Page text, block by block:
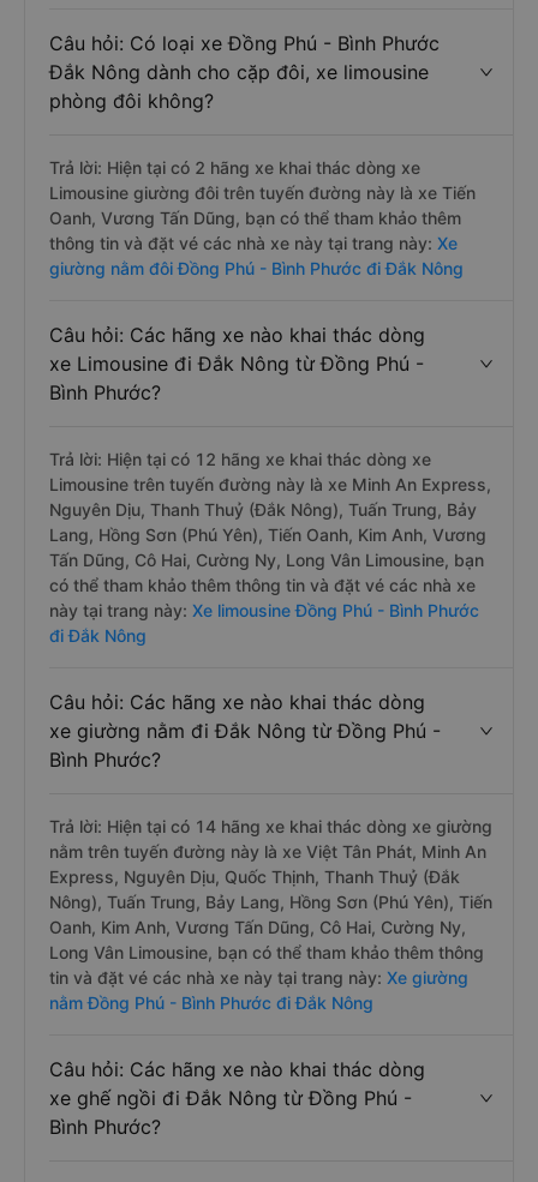
Câu hỏi: Có loại xe Đồng Phú - Bình Phước
Đắk Nông dành cho cặp đôi, xe limousine
phòng đôi không?
Trả lời: Hiện tại có 2 hãng xe khai thác dòng xe
Limousine giường đôi trên tuyến đường này là xe Tiến
Oanh, Vương Tấn Dũng, bạn có thể tham khảo thêm
thông tin và đặt vé các nhà xe này tại trang này: Xe
giường nằm đôi Đồng Phú - Bình Phước đi Đắk Nông
Câu hỏi: Các hãng xe nào khai thác dòng
xe Limousine đi Đắk Nông từ Đồng Phú -
Bình Phước?
Trả lời: Hiện tại có 12 hãng xe khai thác dòng xe
Limousine trên tuyến đường này là xe Minh An Express,
Nguyên Dịu, Thanh Thuỷ (Đắk Nông), Tuấn Trung, Bảy
Lang, Hồng Sơn (Phú Yên), Tiến Oanh, Kim Anh, Vương
Tấn Dũng, Cô Hai, Cường Ny, Long Vân Limousine, bạn
có thể tham khảo thêm thông tin và đặt vé các nhà xe
này tại trang này: Xe limousine Đồng Phú - Bình Phước
đi Đắk Nông
Câu hỏi: Các hãng xe nào khai thác dòng
xe giường nằm đi Đắk Nông từ Đồng Phú -
Bình Phước?
Trả lời: Hiện tại có 14 hãng xe khai thác dòng xe giường
nằm trên tuyến đường này là xe Việt Tân Phát, Minh An
Express, Nguyên Dịu, Quốc Thịnh, Thanh Thuỷ (Đắk
Nông), Tuấn Trung, Bảy Lang, Hồng Sơn (Phú Yên), Tiến
Oanh, Kim Anh, Vương Tấn Dũng, Cô Hai, Cường Ny,
Long Vân Limousine, bạn có thể tham khảo thêm thông
tin và đặt vé các nhà xe này tại trang này: Xe giường
nằm Đồng Phú - Bình Phước đi Đắk Nông
Câu hỏi: Các hãng xe nào khai thác dòng
xe ghế ngồi đi Đắk Nông từ Đồng Phú -
Bình Phước?